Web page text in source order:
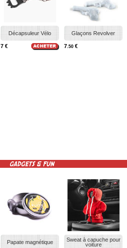
Décapsuleur Vélo
7 €
Glaçons Revolver
7 .50 €
GADGETS & FUN
Papate magnétique
Sweat à capuche pour
voiture